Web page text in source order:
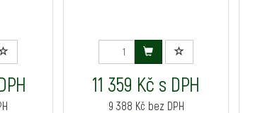
11 359 Kč s DPH
9 388 Kč bez DPH